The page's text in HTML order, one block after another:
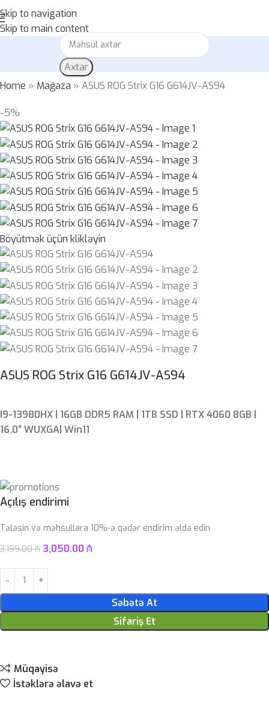
Skip to navigation
Skip to main content
Axtar
Home » Mağaza » ASUS ROG Strix G16 G614JV-AS94
-5%
Böyütmək üçün klikləyin
ASUS ROG Strix G16 G614JV-AS94
I9-13980HX | 16GB DDR5 RAM | 1TB SSD | RTX 4060 8GB |
16.0″ WUXGA| Win11
Açılış endirimi
Tələsin və məhsullara 10%-ə qədər endirim əldə edin
3,199.00₼ 3,050.00 ₼
Səbətə At
Sifariş Et
Müqayisə
İstəklərə əlavə et